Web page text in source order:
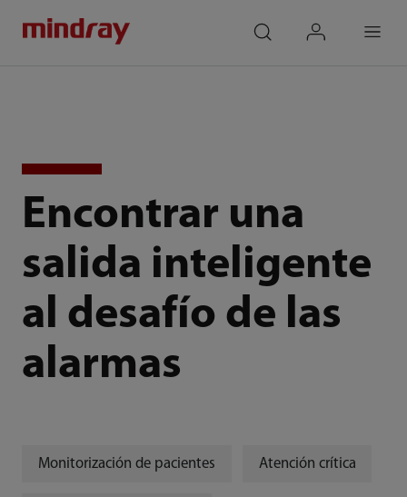
Encontrar una
salida inteligente
al desafío de las
alarmas
Monitorización de pacientes Atención crítica